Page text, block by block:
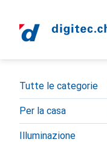
Categoria
Tutte le categorie
Per la casa
Illuminazione